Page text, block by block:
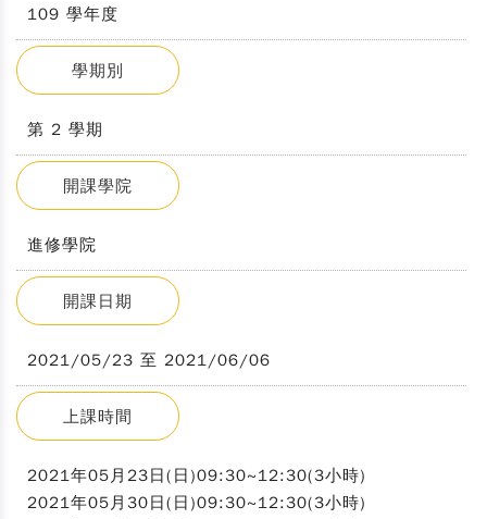
109 學年度
學期別
第 2 學期
開課學院
進修學院
開課日期
2021/05/23 至 2021/06/06
上課時間
2021年05月23日(日)09:30~12:30(3小時)
2021年05月30日(日)09:30~12:30(3小時)